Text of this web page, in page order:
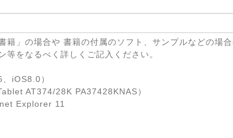
籍」の場合や 書籍の付属のソフト、サンプルなどの場
等をなるべく詳しくご記入ください。
iOS8.0）
AT374/28K PA37428KNAS）
Explorer 11